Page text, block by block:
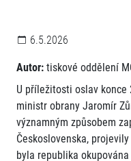
6.5.2026
Autor: tiskové oddělení
U příležitosti oslav konce
ministr obrany Jaromír
významným způsobem
Československa,
byla republika